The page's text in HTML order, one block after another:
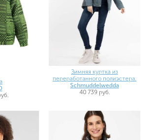
Зимняя куртка из
переработанного полиэстера.
Schmuddelwedda
40 739 руб.